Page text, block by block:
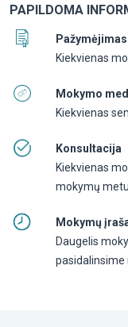
PAPILDOMA
Pažymėjimas
Kiekvienas
Mokymo
Kiekvienas
Konsultacija
Kiekvienas
mokymų
Mokymų
Daugelis
pasidalinsime